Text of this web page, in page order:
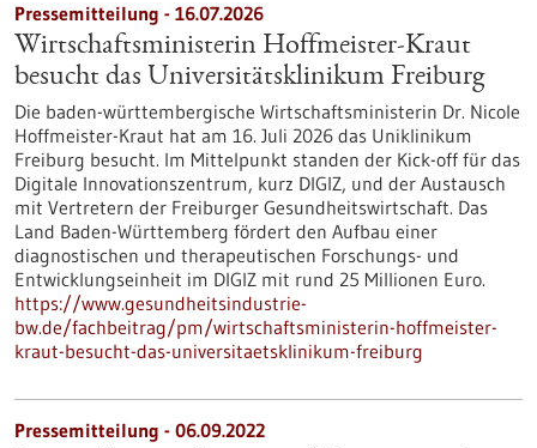
Pressemitteilung - 16.07.2026
Wirtschaftsministerin Hoffmeister-Kraut
besucht das Universitätsklinikum Freiburg
Die baden-württembergische Wirtschaftsministerin Dr. Nicole
Hoffmeister-Kraut hat am 16. Juli 2026 das Uniklinikum
Freiburg besucht. Im Mittelpunkt standen der Kick-off für das
Digitale Innovationszentrum, kurz DIGIZ, und der Austausch
mit Vertretern der Freiburger Gesundheitswirtschaft. Das
Land Baden-Württemberg fördert den Aufbau einer
diagnostischen und therapeutischen Forschungs- und
Entwicklungseinheit im DIGIZ mit rund 25 Millionen Euro.
https://www.gesundheitsindustrie-
bw.de/fachbeitrag/pm/wirtschaftsministerin-hoffmeister-
kraut-besucht-das-universitaetsklinikum-freiburg
Pressemitteilung - 06.09.2022